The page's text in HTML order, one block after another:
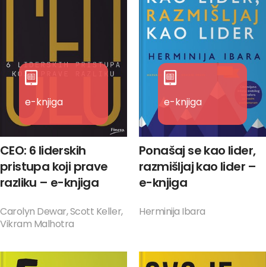
e-knjiga
CEO: 6 liderskih
pristupa koji prave
razliku – e-knjiga
Carolyn Dewar, Scott Keller,
Vikram Malhotra
e-knjiga
Ponašaj se kao lider,
razmišljaj kao lider –
e-knjiga
Herminija Ibara